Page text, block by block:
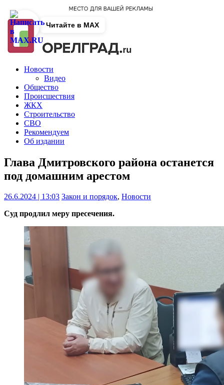
Новости
Видео
Общество
Происшествия
ЖКХ
Строительство
СВО
Рекомендуем
Об издании
Глава Дмитровского района останется
под домашним арестом
26.6.2024 | 13:03 Закон и порядок, Новости
Суд продлил меру пресечения.
Читайте в MAX